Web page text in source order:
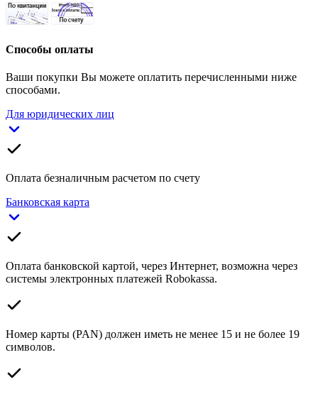
Способы оплаты
Ваши покупки Вы можете оплатить перечисленными ниже
способами.
Для юридических лиц
Оплата безналичным расчетом по счету
Банковская карта
Оплата банковской картой, через Интернет, возможна через
системы электронных платежей Robokassa.
Номер карты (PAN) должен иметь не менее 15 и не более 19
символов.